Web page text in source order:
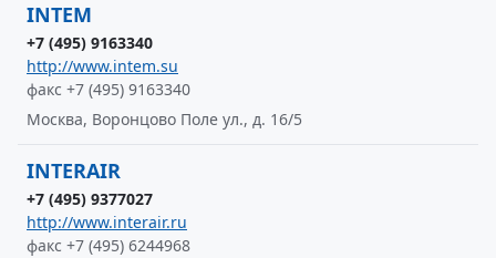
INTEM
+7 (495) 9163340
http://www.intem.su
факс +7 (495) 9163340
Москва, Воронцово Поле ул., д. 16/5
INTERAIR
+7 (495) 9377027
http://www.interair.ru
факс +7 (495) 6244968